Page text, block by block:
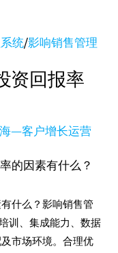
统/影响销售管理
资回报率
—客户增长运营
什么？影响销售管
训、集成能力、数据
市场环境。合理优